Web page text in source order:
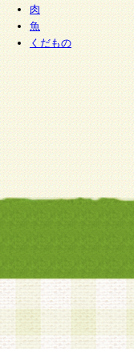
本人から
報の利用
停止・消
といいます
開示等に応
ぱくすく
m
個人情報
意をいた
お問い合
肉
魚
くだもの